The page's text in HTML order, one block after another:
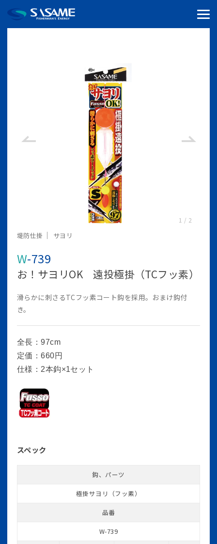
1 / 2
堤防仕掛 サヨリ
W-739
お！サヨリOK 遠投極掛（TCフッ素）
滑らかに刺さるTCフッ素コート鈎を採用。おまけ鈎付
き。
全長：97cm
定価：660円
仕様：2本鈎×1セット
スペック
鈎、パーツ
極掛サヨリ（フッ素）
品番
W-739